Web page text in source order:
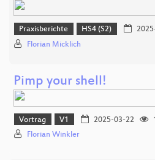
Praxisberichte HS4 (S2)
Florian Micklich
Pimp your shell!
Vortrag V1 2025-03-22
Florian Winkler